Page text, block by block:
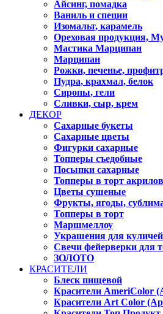
Айсинг, помадка
Ваниль и специи
Изомальт, карамель
Ореховая продукция,
Мастика Марципан
Марципан
Рожки, печенье,
Пудра, крахмал, белок
Сиропы, гели
Сливки, сыр, крем
ДЕКОР
Сахарные букеты
Сахарные цветы
Фигурки сахарные
Топперы съедобные
Посыпки сахарные
Топперы в торт
Цветы сушеные
Фрукты, ягоды,
Топперы в торт
Маршмеллоу
Украшения для куличей
Свечи фейерверки для
ЗОЛОТО
КРАСИТЕЛИ
Блеск пищевой
Красители AmeriColor
Красители Art Color